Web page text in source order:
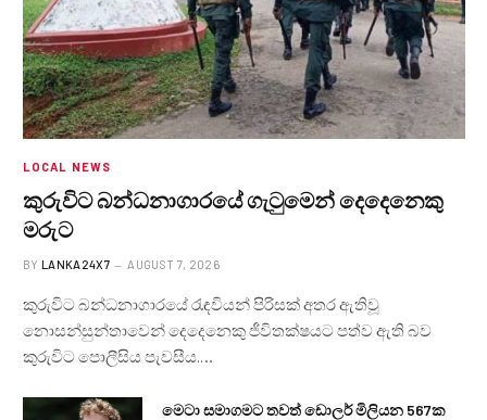
LOCAL NEWS
කුරුවිට බන්ධනාගාරයේ ගැටුමෙන් දෙදෙනෙකු
මරුට
BY LANKA24X7 AUGUST 7, 2026
කුරුවිට බන්ධනාගාරයේ රැඳවියන් පිරිසක් අතර ඇතිවූ
නොසන්සුන්තාවෙන් දෙදෙනෙකු ජීවිතක්ෂයට පත්ව ඇති බව
කුරුවිට පොලීසිය පැවසීය.…
මෙටා සමාගමට තවත් ඩොලර් මිලියන 567ක